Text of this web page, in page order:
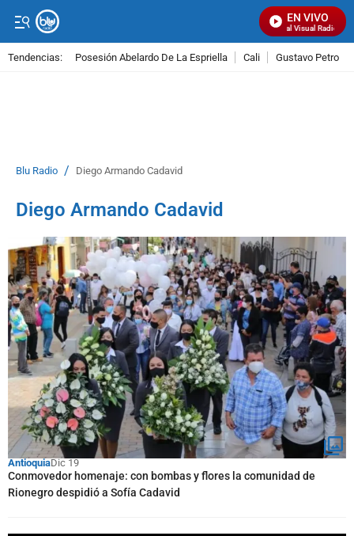
EN VIVO
Señal Visual Radio
Tendencias: Posesión Abelardo De La Espriella Cali Gustavo Petro
Blu Radio / Diego Armando Cadavid
Diego Armando Cadavid
AntioquiaDic 19
Conmovedor homenaje: con bombas y flores la comunidad de
Rionegro despidió a Sofía Cadavid